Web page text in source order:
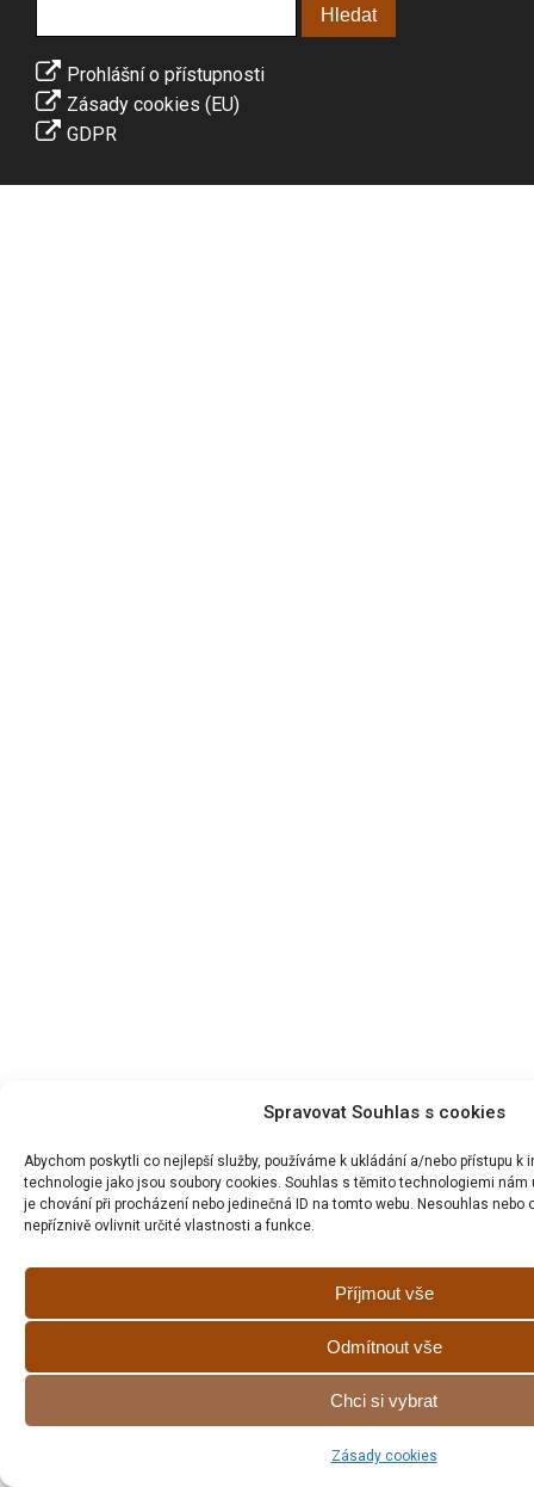
Spravovat Souhlas s cookies
Abychom poskytli co nejlepší služby, používáme k ukládání a/nebo přístupu k
technologie jako jsou soubory cookies. Souhlas s těmito technologiemi nám
je chování při procházení nebo jedinečná ID na tomto webu. Nesouhlas nebo
nepříznivě ovlivnit určité vlastnosti a funkce.
Příjmout vše
Odmítnout vše
Chci si vybrat
Zásady cookies
Prohlášní o přístupnosti
Zásady cookies (EU)
GDPR